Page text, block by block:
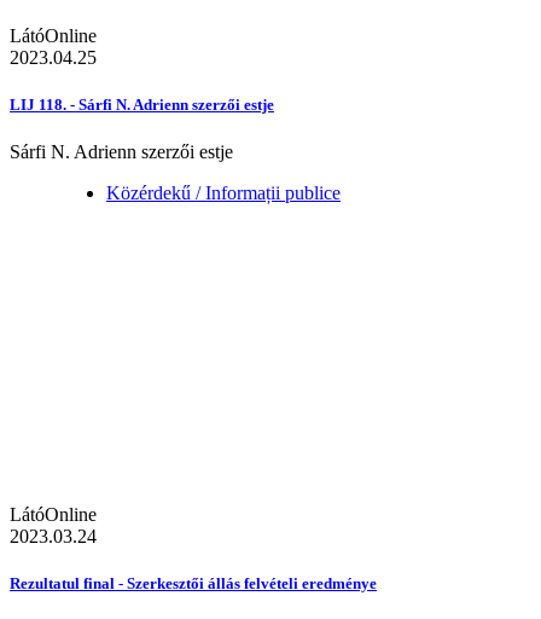
LátóOnline
2023.04.25
LIJ 118. - Sárfi N. Adrienn szerzői estje
Sárfi N. Adrienn szerzői estje
Közérdekű / Informații publice
LátóOnline
2023.03.24
Rezultatul final - Szerkesztői állás felvételi eredménye